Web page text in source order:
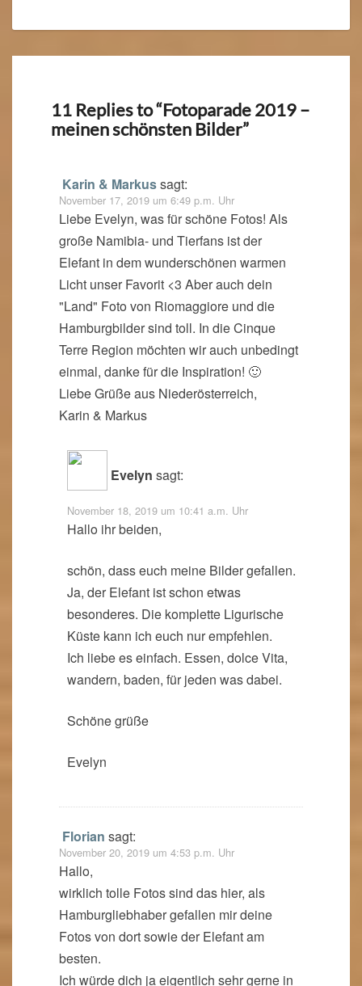
11 Replies to “Fotoparade 2019 –
meinen schönsten Bilder”
Karin & Markussagt:
November 17, 2019 um 6:49 p.m. Uhr
Liebe Evelyn, was für schöne Fotos! Als
große Namibia- und Tierfans ist der
Elefant in dem wunderschönen warmen
Licht unser Favorit <3 Aber auch dein
"Land" Foto von Riomaggiore und die
Hamburgbilder sind toll. In die Cinque
Terre Region möchten wir auch unbedingt
einmal, danke für die Inspiration! 🙂
Liebe Grüße aus Niederösterreich,
Karin & Markus
Evelyn sagt:
November 18, 2019 um 10:41 a.m. Uhr
Hallo ihr beiden,
schön, dass euch meine Bilder gefallen.
Ja, der Elefant ist schon etwas
besonderes. Die komplette Ligurische
Küste kann ich euch nur empfehlen.
Ich liebe es einfach. Essen, dolce Vita,
wandern, baden, für jeden was dabei.
Schöne grüße
Evelyn
Florian sagt:
November 20, 2019 um 4:53 p.m. Uhr
Hallo,
wirklich tolle Fotos sind das hier, als
Hamburgliebhaber gefallen mir deine
Fotos von dort sowie der Elefant am
besten.
Ich würde dich ja eigentlich sehr gerne in